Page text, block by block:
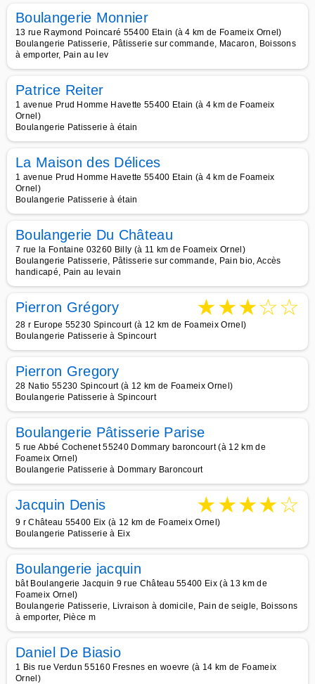
Boulangerie Monnier
13 rue Raymond Poincaré 55400 Etain (à 4 km de Foameix Ornel)
Boulangerie Patisserie, Pâtisserie sur commande, Macaron, Boissons
à emporter, Pain au lev
Patrice Reiter
1 avenue Prud Homme Havette 55400 Etain (à 4 km de Foameix
Ornel)
Boulangerie Patisserie à étain
La Maison des Délices
1 avenue Prud Homme Havette 55400 Etain (à 4 km de Foameix
Ornel)
Boulangerie Patisserie à étain
Boulangerie Du Château
7 rue la Fontaine 03260 Billy (à 11 km de Foameix Ornel)
Boulangerie Patisserie, Pâtisserie sur commande, Pain bio, Accès
handicapé, Pain au levain
Pierron Grégory ★★★☆☆
28 r Europe 55230 Spincourt (à 12 km de Foameix Ornel)
Boulangerie Patisserie à Spincourt
Pierron Gregory
28 Natio 55230 Spincourt (à 12 km de Foameix Ornel)
Boulangerie Patisserie à Spincourt
Boulangerie Pâtisserie Parise
5 rue Abbé Cochenet 55240 Dommary baroncourt (à 12 km de
Foameix Ornel)
Boulangerie Patisserie à Dommary Baroncourt
Jacquin Denis ★★★★☆
9 r Château 55400 Eix (à 12 km de Foameix Ornel)
Boulangerie Patisserie à Eix
Boulangerie jacquin
bât Boulangerie Jacquin 9 rue Château 55400 Eix (à 13 km de
Foameix Ornel)
Boulangerie Patisserie, Livraison à domicile, Pain de seigle, Boissons
à emporter, Pièce m
Daniel De Biasio
1 Bis rue Verdun 55160 Fresnes en woevre (à 14 km de Foameix
Ornel)